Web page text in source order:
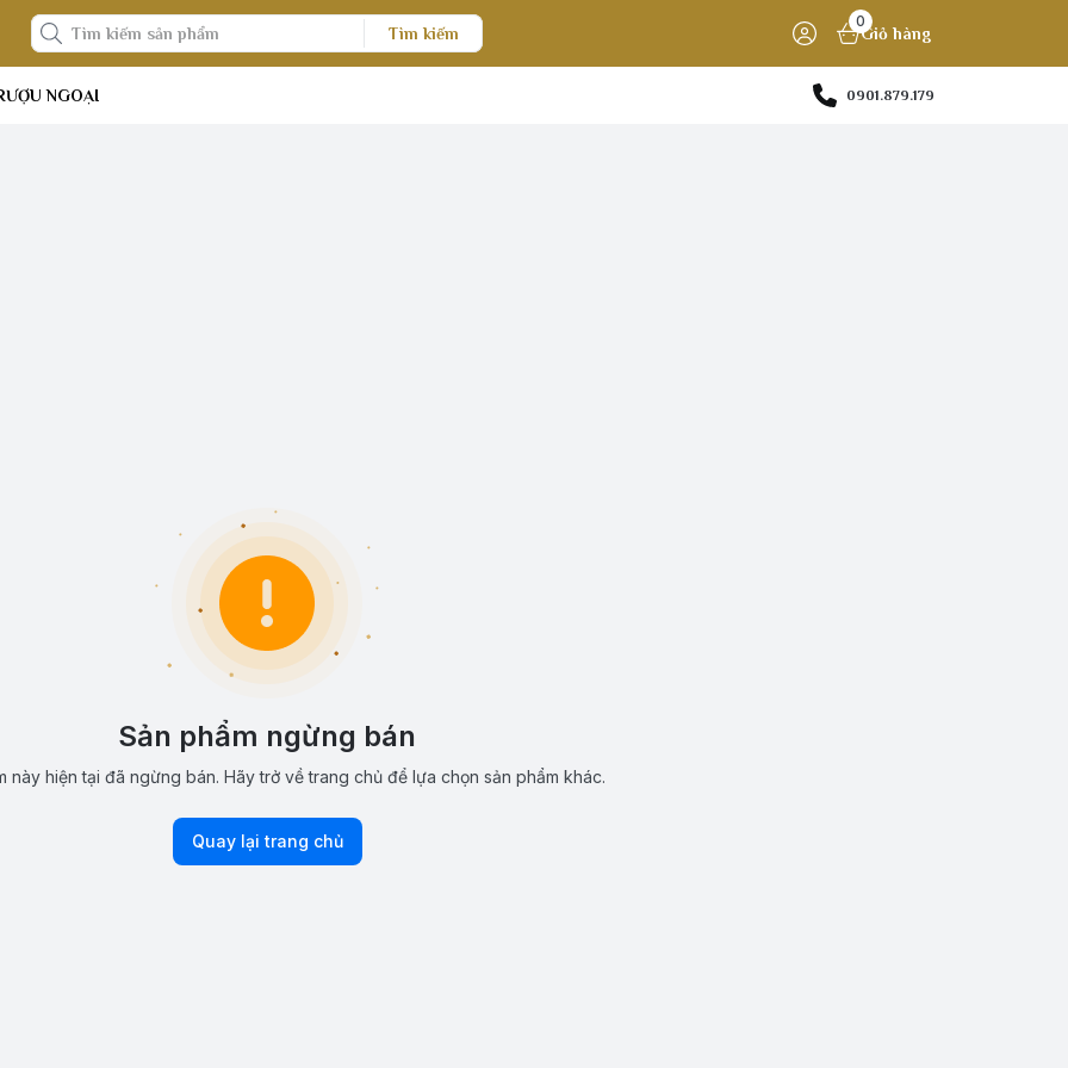
Tìm kiếm
0
Giỏ hàng
NGOẠI 0901.879.179
Sản phẩm ngừng bán
này hiện tại đã ngừng bán. Hãy trở về trang chủ để lựa chọn sản phẩm khác.
Quay lại trang chủ